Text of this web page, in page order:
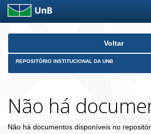
Skip
Voltar
REPOSITÓRIO INSTITUCIONAL DA UNB
Não há
Não há documentos disponíveis no